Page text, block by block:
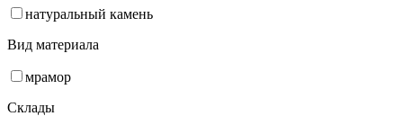
натуральный камень
Вид материала
мрамор
Склады